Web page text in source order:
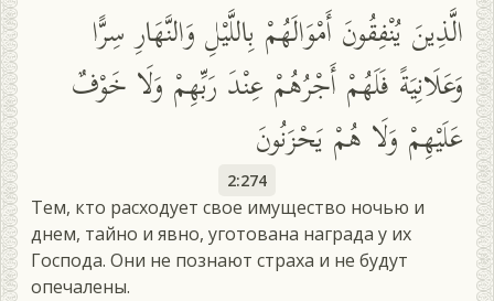
الَّذِينَ يُنْفِقُونَ أَمْوَالَهُمْ بِاللَّيْلِ وَالنَّهَارِ سِرًّا
وَعَلَانِيَةً فَلَهُمْ أَجْرُهُمْ عِنْدَ رَبِّهِمْ وَلَا خَوْفٌ
عَلَيْهِمْ وَلَا هُمْ يَحْزَنُونَ
2:274
Тем, кто расходует свое имущество ночью и
днем, тайно и явно, уготована награда у их
Господа. Они не познают страха и не будут
опечалены.